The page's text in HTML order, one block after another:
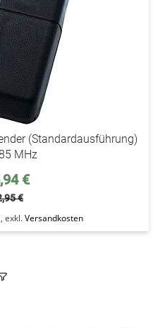
(Standardausführung)
MHz
€
€
, exkl.Versandkosten